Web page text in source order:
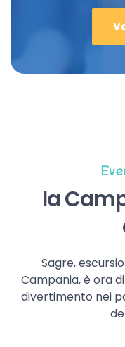
la
Sagre,
Campania, è ora
divertimento nei